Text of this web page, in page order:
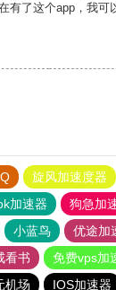
有了这个app，我可
旋风加速度器
加速器
狗急加
小蓝鸟 优途加
看书
免费vps加
机场 IOS加速器